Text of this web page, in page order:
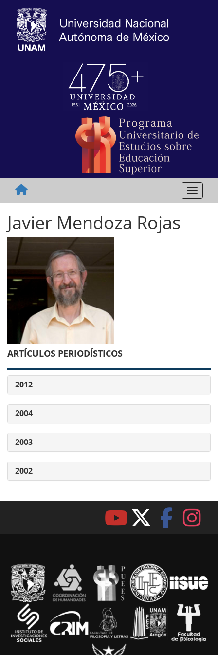
Javier Mendoza Rojas
ARTÍCULOS PERIODÍSTICOS
2012
2004
2003
2002